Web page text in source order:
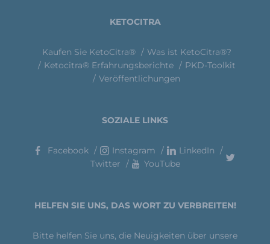
KETOCITRA
Kaufen Sie KetoCitra®
Was ist KetoCitra®?
Ketocitra® Erfahrungsberichte
PKD-Toolkit
Veröffentlichungen
SOZIALE LINKS
Facebook Instagram
LinkedIn
Twitter
YouTube
HELFEN SIE UNS, DAS WORT ZU VERBREITEN!
Bitte helfen Sie uns, die Neuigkeiten über unsere